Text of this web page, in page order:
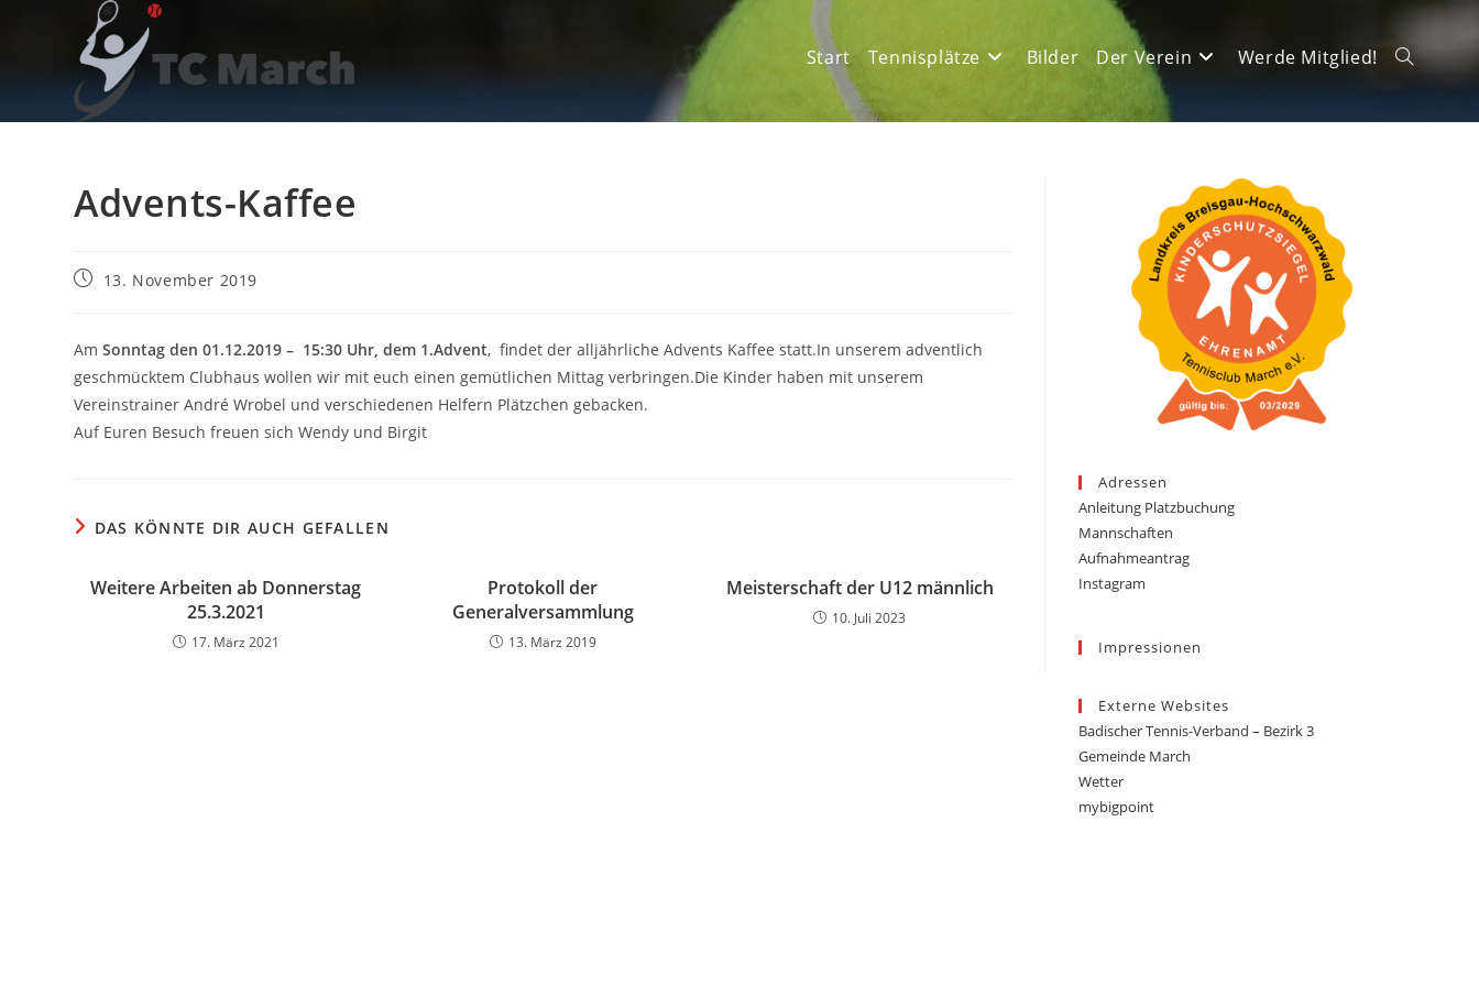
Start Tennisplätze Bilder Der Verein Werde Mitglied! Website-
Advents-Kaffee
Beitrag13. November 2019
AmSonntag den 01.12.2019 – 15:30 Uhr, dem 1.Advent, findet der alljährliche Advents Kaffee statt.In unserem adventlich
geschmücktem Clubhaus wollen wir mit euch einen gemütlichen Mittag verbringen.Die Kinder haben mit unserem
Vereinstrainer André Wrobel und verschiedenen Helfern Plätzchen gebacken.
Auf Euren Besuch freuen sich Wendy und Birgit
DAS KÖNNTE DIR AUCH GEFALLEN
Weitere Arbeiten ab Donnerstag
25.3.2021
17. März 2021
Protokoll der
Generalversammlung
13. März 2019
Meisterschaft der U12 männlich
10. Juli 2023
Adressen
Anleitung Platzbuchung
Mannschaften
Aufnahmeantrag
Instagram
Impressionen
Externe Websites
Badischer Tennis-Verband – Bezirk 3
Gemeinde March
Wetter
mybigpoint